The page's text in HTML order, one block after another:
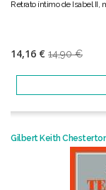
Retrato íntimo de Isabel II,
14,16 € 14,90 €
Gilbert Keith